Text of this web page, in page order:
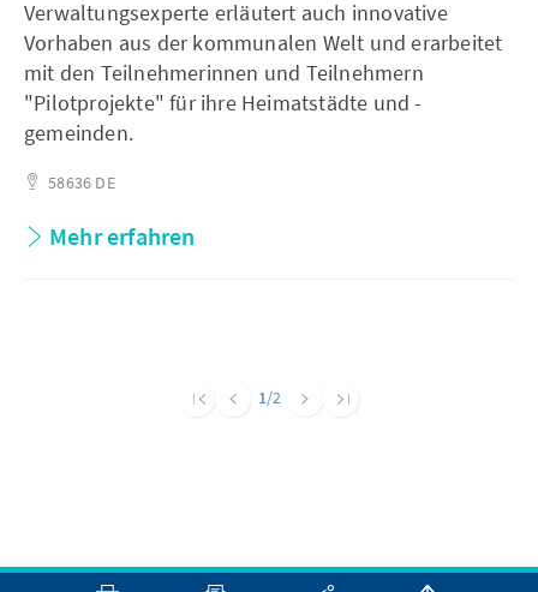
Verwaltungsexperte erläutert auch innovative
Vorhaben aus der kommunalen Welt und erarbeitet
mit den Teilnehmerinnen und Teilnehmern
"Pilotprojekte" für ihre Heimatstädte und -
gemeinden.
58636 DE
Mehr erfahren
1/2